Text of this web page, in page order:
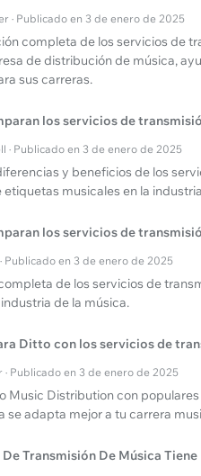
· Publicado en 3 de enero de 2025
completa de los servicios de
de distribución de música,
sus carreras.
los servicios de
· Publicado en 3 de enero de 2025
y beneficios de los
musicales en la
los servicios de
Publicado en 3 de enero de 2025
de los servicios de
de la música.
Ditto con los servicios de
· Publicado en 3 de enero de 2025
Music Distribution con
se adapta mejor a tu carrera
Transmisión De Música